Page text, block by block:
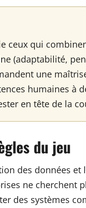
ceux qui
(adaptabilité,
une
humaines à
en tête de la
du jeu
des données
ne cherchent
des systèmes